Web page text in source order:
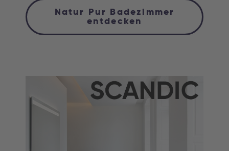
Natur Pur Badezimmer
entdecken